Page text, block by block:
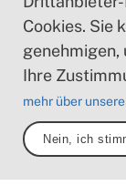
Weg
7
Etappe
148
Die Teile
Cookies. Sie
genehmigen,
Ihre
mehr über
Nein, ich